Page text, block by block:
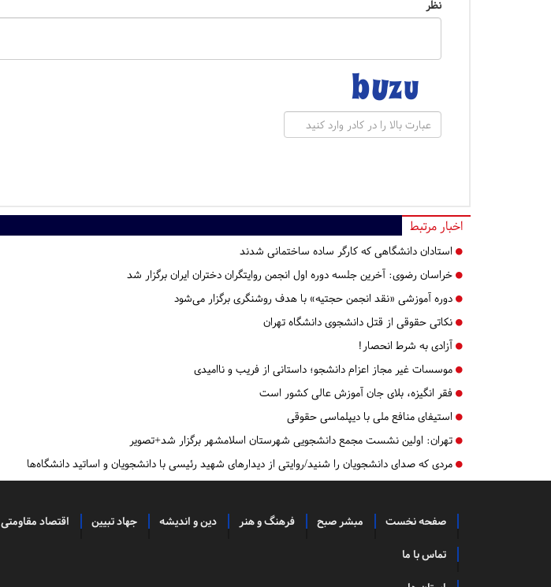
نظر
اخبار مرتبط
استادان دانشگاهی که کارگر ساده ساختمانی شدند
خراسان رضوی: آخرین جلسه دوره اول انجمن روایتگران دختران ایران برگزار شد
دوره آموزشی «نقد انجمن حجتیه» با هدف روشنگری برگزار می‌شود
نکاتی حقوقی از قتل دانشجوی دانشگاه تهران
آزادی به شرط انحصار!
موسسات غیر مجاز اعزام دانشجو؛ داستانی از فریب و ناامیدی
فقر انگیزه، بلای جان آموزش عالی کشور است
استیفای منافع ملی با دیپلماسی حقوقی
تهران: اولین نشست مجمع دانشجویی شهرستان اسلامشهر برگزار شد+تصویر
مردی که صدای دانشجویان را شنید/روایتی از دیدارهای شهید رئیسی با دانشجویان و اساتید دانشگاه‌ها
صفحه نخست مبشر صبح فرهنگ و هنر دین و اندیشه جهاد تبیین اقتصاد مقاومتی
تماس با ما